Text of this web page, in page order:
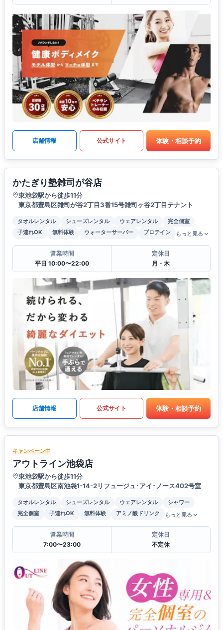
店舗情報 公式サイト 体験・相談予約
かたぎり塾雑司が谷店
東池袋駅から徒歩11分
東京都豊島区雑司が谷2丁目3番15号雑司ヶ谷2丁目テナント
タオルレンタル シューズレンタル ウェアレンタル
完全個室
子連れOK
無料体験 ウォーターサーバー プロテイン もっと見る
営業時間
平日 10:00〜22:00
定休日
月・木
店舗情報 公式サイト 体験・相談予約
キャンペーン中
アウトライン池袋店
東池袋駅から徒歩11分
東京都豊島区南池袋1-14-2リフュージュ･アイ･ノース402号室
タオルレンタル シューズレンタル ウェアレンタル
シャワー
完全個室
子連れOK 無料体験 アミノ酸ドリンク もっと見る
営業時間
7:00〜23:00
定休日
不定休